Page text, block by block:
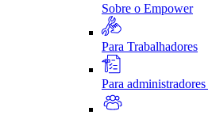
Sobre o Empower
Para Trabalhadores
Para